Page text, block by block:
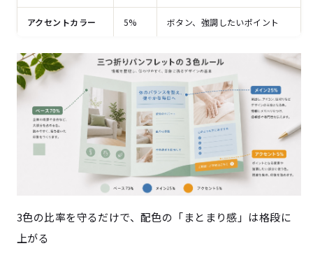
アクセントカラー 5% ボタン、強調したいポイント
3色の比率を守るだけで、配色の「まとまり感」は格段に
上がる